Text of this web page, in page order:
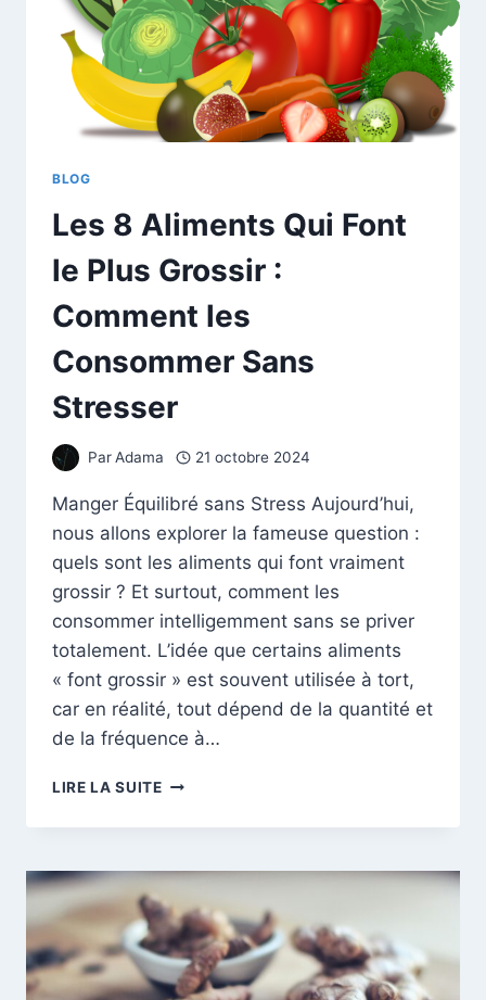
BLOG
Les 8 Aliments Qui Font
le Plus Grossir :
Comment les
Consommer Sans
Stresser
ParAdama 21 octobre 2024
Manger Équilibré sans Stress Aujourd’hui,
nous allons explorer la fameuse question :
quels sont les aliments qui font vraiment
grossir ? Et surtout, comment les
consommer intelligemment sans se priver
totalement. L’idée que certains aliments
« font grossir » est souvent utilisée à tort,
car en réalité, tout dépend de la quantité et
de la fréquence à…
LIRE LA SUITELES
ALIMENTS
FONT
PLUS
GROSSIR
:
COMMENT